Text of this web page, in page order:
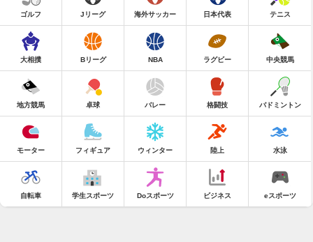
ゴルフ Jリーグ 海外サッカー 日本代表 テニス
大相撲 Bリーグ NBA ラグビー 中央競馬
地方競馬 卓球 バレー 格闘技 バドミントン
モーター フィギュア ウィンター 陸上 水泳
自転車 学生スポーツ Doスポーツ ビジネス eスポーツ